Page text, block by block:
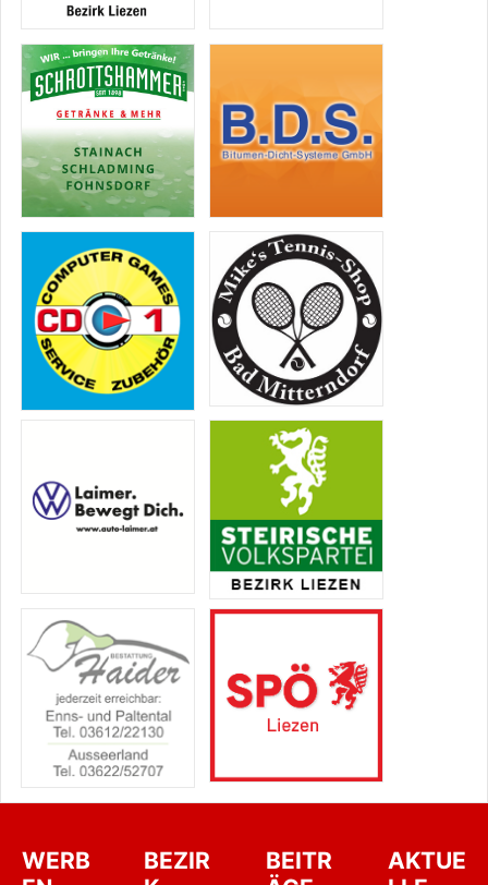
WERB
BEZIR
BEITR
AKTUE